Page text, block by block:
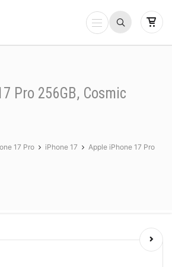
Pro 256GB, Cosmic
17 Pro iPhone 17 Apple iPhone 17 Pro